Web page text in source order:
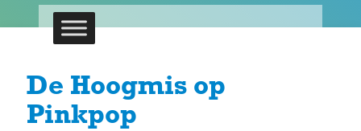
De Hoogmis op
Pinkpop